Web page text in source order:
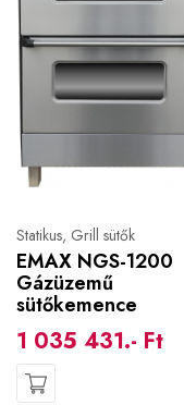
Statikus, Grill sütők
EMAX NGS-1200
Gázüzemű
sütőkemence
1 035 431.- Ft